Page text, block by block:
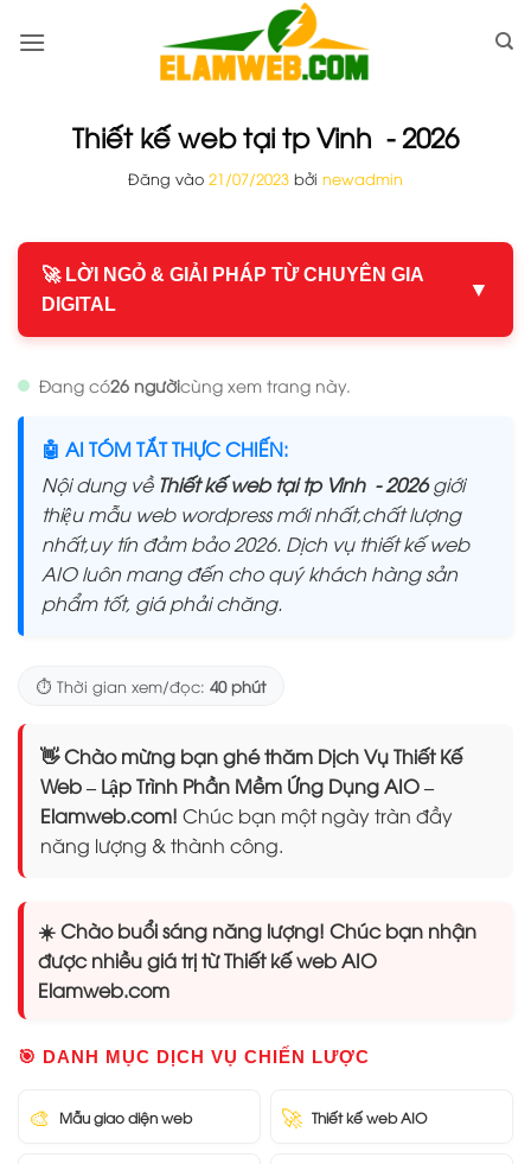
qua
Thiết kế web tại tp Vinh - 2026
Đăng vào 21/07/2023 bởi newadmin
🚀 LỜI NGỎ & GIẢI PHÁP TỪ CHUYÊN GIA
DIGITAL
▼
Đang có26 ngườicùng xem trang này.
🤖 AI TÓM TẮT THỰC CHIẾN:
Nội dung về Thiết kế web tại tp Vinh - 2026giới
thiệu mẫu web wordpress mới nhất,chất lượng
nhất,uy tín đảm bảo 2026. Dịch vụ thiết kế web
AIO luôn mang đến cho quý khách hàng sản
phẩm tốt, giá phải chăng.
⏱️ Thời gian xem/đọc: 40 phút
👋 Chào mừng bạn ghé thăm Dịch Vụ Thiết Kế
Web – Lập Trình Phần Mềm Ứng Dụng AIO –
Elamweb.com! Chúc bạn một ngày tràn đầy
năng lượng & thành công.
☀️ Chào buổi sáng năng lượng! Chúc bạn nhận
được nhiều giá trị từ Thiết kế web AIO
Elamweb.com
🎯 DANH MỤC DỊCH VỤ CHIẾN LƯỢC
🎨 Mẫu giao diện web 🚀 Thiết kế web AIO